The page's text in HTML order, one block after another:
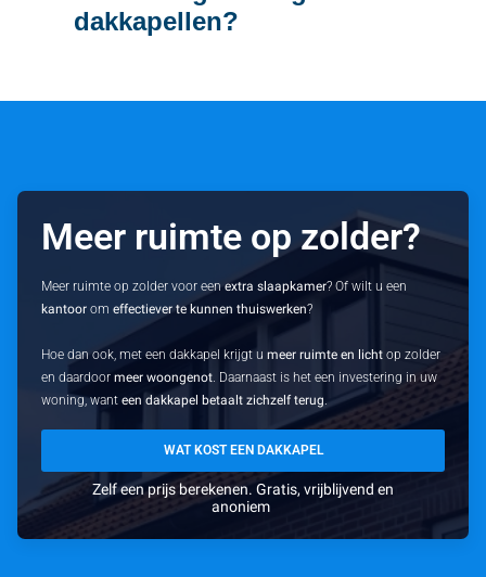
dakkapellen?
Meer ruimte op zolder?
Meer ruimte op zolder voor eenextra slaapkamer? Of wilt u een
kantoor omeffectiever te kunnen thuiswerken?
Hoe dan ook, met een dakkapel krijgt umeer ruimte en licht op zolder
en daardoormeer woongenot. Daarnaast is het een investering in uw
woning, wanteen dakkapel betaalt zichzelf terug.
WAT KOST EEN DAKKAPEL
Zelf een prijs berekenen. Gratis, vrijblijvend en
anoniem